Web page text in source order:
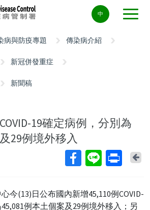
中
病與防疫專題 傳染病介紹
新冠併發重症
新聞稿
19確定病例，分別為
29例境外移入
今(13)日公布國內新增45,110例COVID-
例本土個案及29例境外移入；另